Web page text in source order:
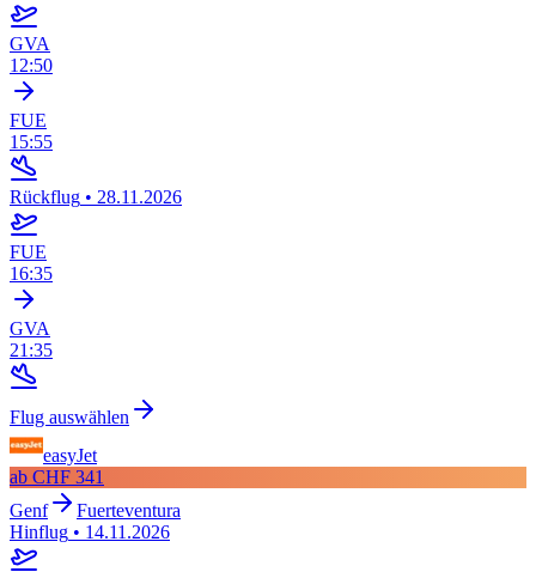
GVA
12:50
FUE
15:55
Rückflug • 28.11.2026
FUE
16:35
GVA
21:35
Flug auswählen
easyJet
ab CHF 341
Genf
Fuerteventura
Hinflug • 14.11.2026